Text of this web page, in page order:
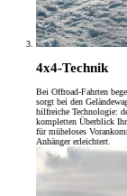
4x4-Technik
Bei Offroad-Fahrten
sorgt bei den
hilfreiche Technologie:
kompletten Überblick
für müheloses
Anhänger erleichtert.